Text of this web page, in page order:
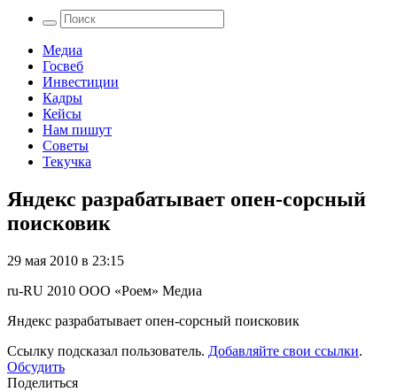
Медиа
Госвеб
Инвестиции
Кадры
Кейсы
Нам пишут
Советы
Текучка
Яндекс разрабатывает опен-сорсный
поисковик
29 мая 2010 в 23:15
ru-RU 2010 ООО «Роем» Медиа
Яндекс разрабатывает опен-сорсный поисковик
Ссылку подсказал пользователь. Добавляйте свои ссылки.
Обсудить
Поделиться